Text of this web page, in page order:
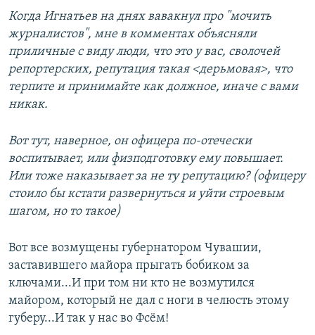
Когда Игнатьев на днях вавакнул про "мочить
журналистов", мне в комментах объясняли
приличные с виду люди, что это у вас, сволочей
репортерских, репутация такая <дерьмовая>, что
терпите и принимайте как должное, иначе с вами
никак.
Вот тут, наверное, он офицера по-отечески
воспитывает, или физподготовку ему повышает.
Или тоже наказывает за не ту репутацию? (офицеру
стоило бы кстати развернуться и уйти строевым
шагом, но то такое)
Вот все возмущены губернатором Чувашии,
заставившего майора прыгать бобиком за
ключами...И при том ни кто не возмутился
майором, который не дал с ноги в челюсть этому
губеру...И так у нас во Фсём!